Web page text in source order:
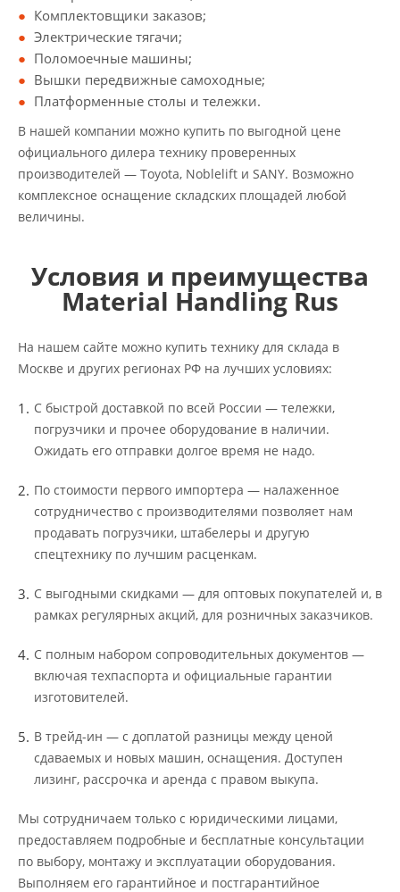
Комплектовщики заказов;
Электрические тягачи;
Поломоечные машины;
Вышки передвижные самоходные;
Платформенные столы и тележки.
В нашей компании можно купить по выгодной цене
официального дилера технику проверенных
производителей — Toyota, Noblelift и SANY. Возможно
комплексное оснащение складских площадей любой
величины.
Условия и преимущества
Material Handling Rus
На нашем сайте можно купить технику для склада в
Москве и других регионах РФ на лучших условиях:
С быстрой доставкой по всей России — тележки,
погрузчики и прочее оборудование в наличии.
Ожидать его отправки долгое время не надо.
По стоимости первого импортера — налаженное
сотрудничество с производителями позволяет нам
продавать погрузчики, штабелеры и другую
спецтехнику по лучшим расценкам.
С выгодными скидками — для оптовых покупателей и, в
рамках регулярных акций, для розничных заказчиков.
С полным набором сопроводительных документов —
включая техпаспорта и официальные гарантии
изготовителей.
В трейд-ин — с доплатой разницы между ценой
сдаваемых и новых машин, оснащения. Доступен
лизинг, рассрочка и аренда с правом выкупа.
Мы сотрудничаем только с юридическими лицами,
предоставляем подробные и бесплатные консультации
по выбору, монтажу и эксплуатации оборудования.
Выполняем его гарантийное и постгарантийное